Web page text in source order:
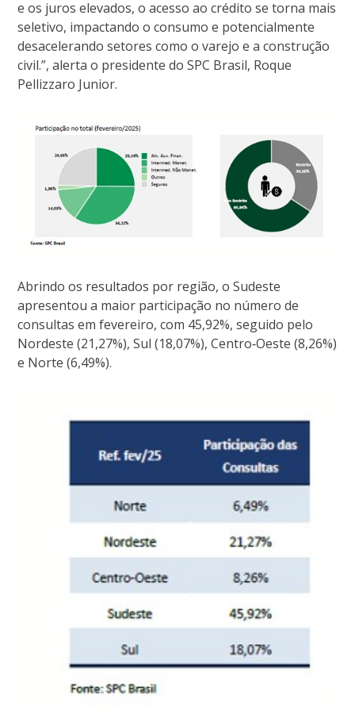
e os juros elevados, o acesso ao crédito se torna mais
seletivo, impactando o consumo e potencialmente
desacelerando setores como o varejo e a construção
civil.”, alerta o presidente do SPC Brasil, Roque
Pellizzaro Junior.
Abrindo os resultados por região, o Sudeste
apresentou a maior participação no número de
consultas em fevereiro, com 45,92%, seguido pelo
Nordeste (21,27%), Sul (18,07%), Centro‐Oeste (8,26%)
e Norte (6,49%).